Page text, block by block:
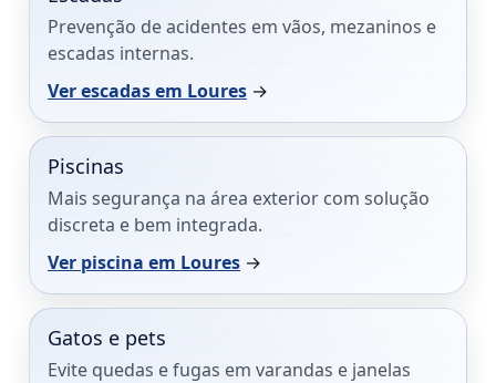
Prevenção de acidentes em vãos, mezaninos e
escadas internas.
Ver escadas em Loures →
Piscinas
Mais segurança na área exterior com solução
discreta e bem integrada.
Ver piscina em Loures →
Gatos e pets
Evite quedas e fugas em varandas e janelas